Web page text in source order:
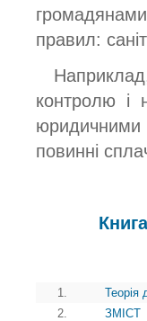
правил:
контролю і
повинні
1.
Теорія
2.
ЗМІСТ